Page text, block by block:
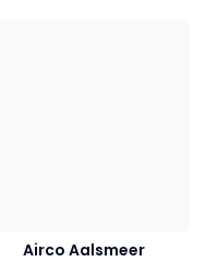
Airco Aalsmeer